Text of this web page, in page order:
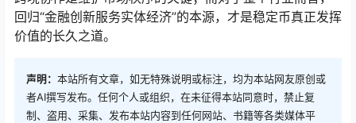
回归“金融创新服务实体经济”的本源，才是稳定币真正发挥
价值的长久之道。
声明： 本站所有文章，如无特殊说明或标注，均为本站网友原创或
者AI撰写发布。任何个人或组织，在未征得本站同意时，禁止复
制、盗用、采集、发布本站内容到任何网站、书籍等各类媒体平